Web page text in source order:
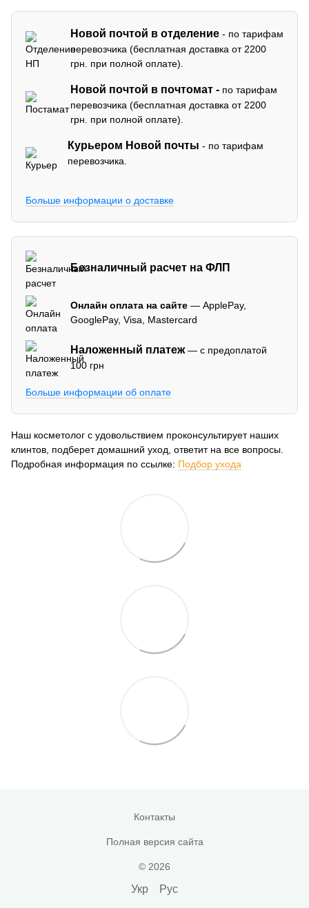
Новой почтой в отделение - по тарифам
перевозчика (бесплатная доставка от 2200
грн. при полной оплате).
Новой почтой в почтомат - по тарифам
перевозчика (бесплатная доставка от 2200
грн. при полной оплате).
Курьером Новой почты - по тарифам
перевозчика.
Больше информации о доставке
Безналичный расчет на ФЛП
Онлайн оплата на сайте — ApplePay,
GooglePay, Visa, Mastercard
Наложенный платеж— с предоплатой
100 грн
Больше информации об оплате
Наш косметолог с удовольствием проконсультирует наших
клинтов, подберет домашний уход, ответит на все вопросы.
Подробная информация по ссылке: Подбор ухода
Контакты
Полная версия сайта
© 2026
Укр Рус